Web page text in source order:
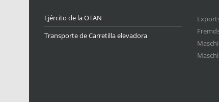
Ejército de la OTAN
Transporte de Carretilla elevadora